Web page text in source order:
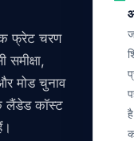
फ्रेट चरण
मोड चुनाव
लैंडेड कॉस्ट